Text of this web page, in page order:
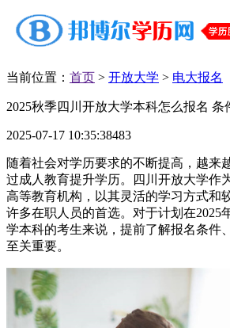
当前位置： 首页 > 开放大学 > 电大报名
2025秋季四川开放大学本科怎么报名 条
2025-07-17 10:35:38483
随着社会对学历要求的不断提高，越来
过成人教育提升学历。四川开放大学作
高等教育机构，以其灵活的学习方式和
许多在职人员的首选。对于计划在2025
学本科的考生来说，提前了解报名条件
至关重要。